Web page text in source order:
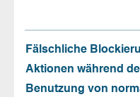
Fälschliche
Aktionen während
Benutzung von